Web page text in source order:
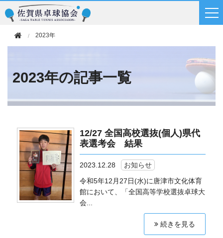
2023年
2023年の記事一覧
12/27 全国高校選抜(個人)県代
表選考会 結果
2023.12.28
お知らせ
令和5年12月27日(水)に唐津市文化体育
館において、「全国高等学校選抜卓球大
会...
続きを見る